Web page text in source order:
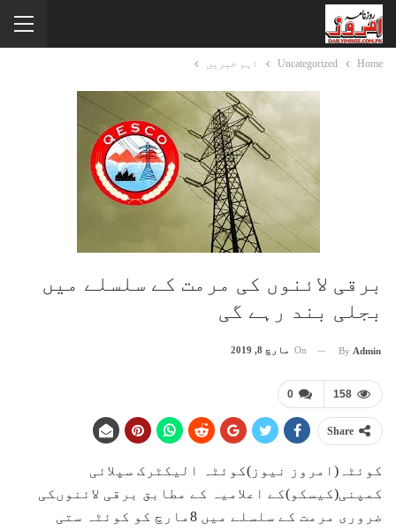
Home
Uncategorized اہم خبریں
برقی لائنوں کی مرمت کے سلسلے میں
بجلی بند رہے گی
By Admin
On مارچ 8, 2019
0 158
Share
کوئٹہ(امروز نیوز)کوئٹہ الیکٹرک سپلائی
کمپنی(کیسکو)کے اعلامیہ کے مطابق برقی لائنوںکی
ضروری مرمت کے سلسلے میں 8مارچ کو کوئٹہ ستی